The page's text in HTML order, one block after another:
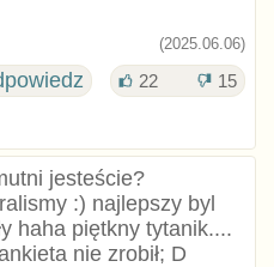
(2025.06.06)
22 15
jesteście?
:) najlepszy byl
haha piętkny tytanik....
nie zrobił; D